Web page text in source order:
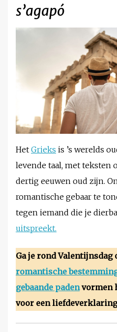
s’agapó
Het Grieks is ’s werelds
levende taal, met teksten
dertig eeuwen oud zijn.
romantische gebaar te
tegen iemand die je
uitspreekt.
Ga je rond Valentijnsdag
romantische
gebaande padenvormen
voor een